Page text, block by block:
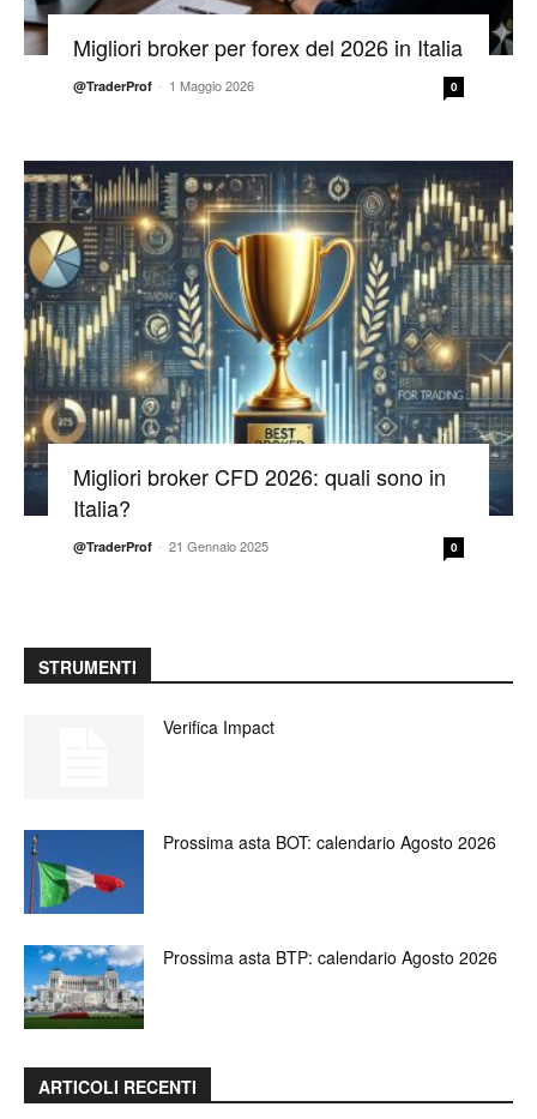
Migliori broker per forex del 2026 in Italia
@TraderProf - 1 Maggio 2026 0
Migliori broker CFD 2026: quali sono in
Italia?
@TraderProf - 21 Gennaio 2025 0
STRUMENTI
Verifica Impact
Prossima asta BOT: calendario Agosto 2026
Prossima asta BTP: calendario Agosto 2026
ARTICOLI RECENTI